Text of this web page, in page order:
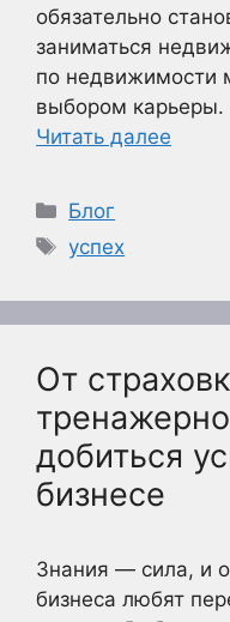
обязательно
заниматься
по недвижимости
выбором
Читать далее
Рубрики
Блог
Метки
успех
От
добиться
бизнесе
Знания — сила, и
бизнеса любят